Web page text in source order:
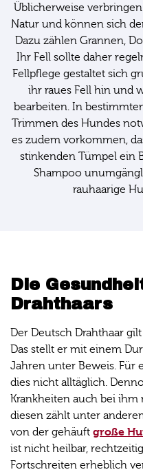
Üblicherweise
Natur und können sich
Dazu zählen Grannen,
Ihr Fell sollte daher
Fellpflege gestaltet sich
ihr raues Fell hin und
bearbeiten. In
Trimmen des Hundes
es zudem vorkommen,
stinkenden Tümpel ein
Shampoo
rauhaarige
Die
Drahthaars
Der Deutsch Drahthaar
Das stellt er mit einem
Jahren unter Beweis. Für
dies nicht alltäglich.
Krankheiten auch bei ihm
diesen zählt unter
von der gehäuft große
ist nicht heilbar,
Fortschreiten erheblich